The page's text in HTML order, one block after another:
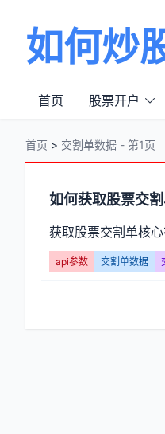
如何炒
首页 股票开户
首页 > 交割单数据 - 第1页
分
类
【交
如何获取股票交
获取股票交割单核
api参数 交割单数据